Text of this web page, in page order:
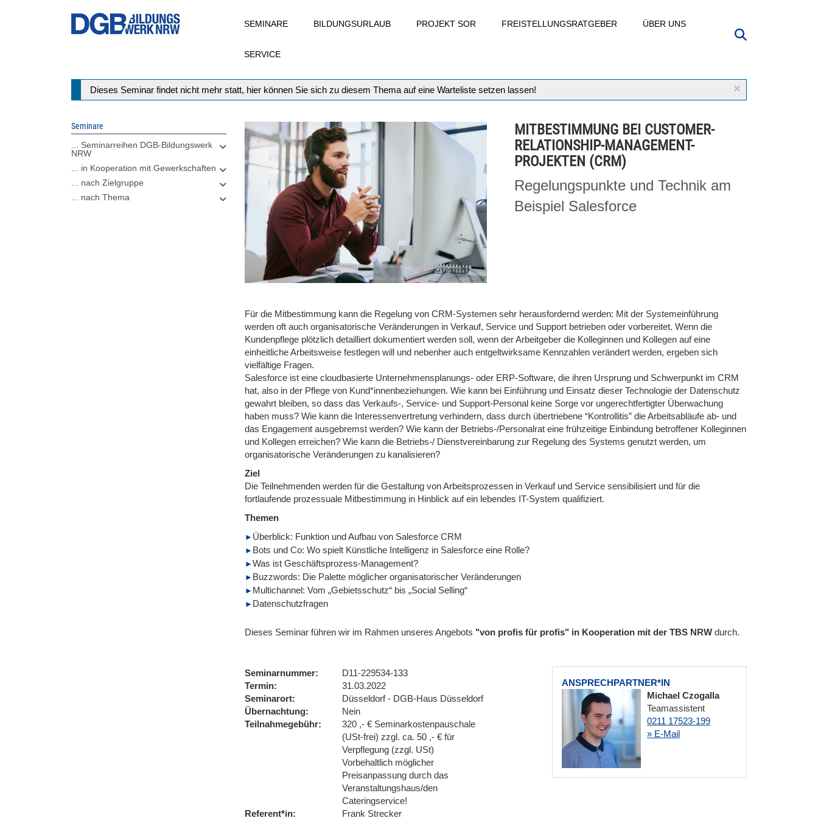
SEMINARE BILDUNGSURLAUB PROJEKT SOR FREISTELLUNGSRATGEBER ÜBER UNS
SERVICE
×
Statusmeldung
Dieses Seminar findet nicht mehr statt, hier können Sie sich zu diesem Thema auf eine Warteliste setzen lassen!
Seminare
... Seminarreihen DGB-Bildungswerk
NRW
... in Kooperation mit Gewerkschaften
... nach Zielgruppe
... nach Thema
MITBESTIMMUNG BEI CUSTOMER-
RELATIONSHIP-MANAGEMENT-
PROJEKTEN (CRM)
Regelungspunkte und Technik am
Beispiel Salesforce
Für die Mitbestimmung kann die Regelung von CRM-Systemen sehr herausfordernd werden: Mit der Systemeinführung
werden oft auch organisatorische Veränderungen in Verkauf, Service und Support betrieben oder vorbereitet. Wenn die
Kundenpflege plötzlich detailliert dokumentiert werden soll, wenn der Arbeitgeber die Kolleginnen und Kollegen auf eine
einheitliche Arbeitsweise festlegen will und nebenher auch entgeltwirksame Kennzahlen verändert werden, ergeben sich
vielfältige Fragen.
Salesforce ist eine cloudbasierte Unternehmensplanungs- oder ERP-Software, die ihren Ursprung und Schwerpunkt im CRM
hat, also in der Pflege von Kund*innenbeziehungen. Wie kann bei Einführung und Einsatz dieser Technologie der Datenschutz
gewahrt bleiben, so dass das Verkaufs-, Service- und Support-Personal keine Sorge vor ungerechtfertigter Überwachung
haben muss? Wie kann die Interessenvertretung verhindern, dass durch übertriebene “Kontrollitis” die Arbeitsabläufe ab- und
das Engagement ausgebremst werden? Wie kann der Betriebs-/Personalrat eine frühzeitige Einbindung betroffener Kolleginnen
und Kollegen erreichen? Wie kann die Betriebs-/ Dienstvereinbarung zur Regelung des Systems genutzt werden, um
organisatorische Veränderungen zu kanalisieren?
Ziel
Die Teilnehmenden werden für die Gestaltung von Arbeitsprozessen in Verkauf und Service sensibilisiert und für die
fortlaufende prozessuale Mitbestimmung in Hinblick auf ein lebendes IT-System qualifiziert.
Themen
Überblick: Funktion und Aufbau von Salesforce CRM
Bots und Co: Wo spielt Künstliche Intelligenz in Salesforce eine Rolle?
Was ist Geschäftsprozess-Management?
Buzzwords: Die Palette möglicher organisatorischer Veränderungen
Multichannel: Vom „Gebietsschutz“ bis „Social Selling“
Datenschutzfragen
Dieses Seminar führen wir im Rahmen unseres Angebots "von profis für profis" in Kooperation mit der TBS NRW durch.
ANSPRECHPARTNER*IN
Michael Czogalla
Teamassistent
0211 17523-199
» E-Mail
Seminarnummer
D11-229534-133
Termin
31.03.2022
Seminarort
Düsseldorf - DGB-Haus Düsseldorf
Übernachtung
Nein
Teilnahmegebühr
320 ,- € Seminarkostenpauschale
(USt-frei) zzgl. ca. 50 ,- € für
Verpflegung (zzgl. USt)
Vorbehaltlich möglicher
Preisanpassung durch das
Veranstaltungshaus/den
Cateringservice!
Referent*in
Frank Strecker